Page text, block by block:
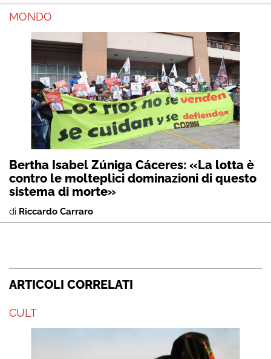
MONDO
Bertha Isabel Zúniga Cáceres: «La lotta è
contro le molteplici dominazioni di questo
sistema di morte»
di Riccardo Carraro
ARTICOLI CORRELATI
CULT